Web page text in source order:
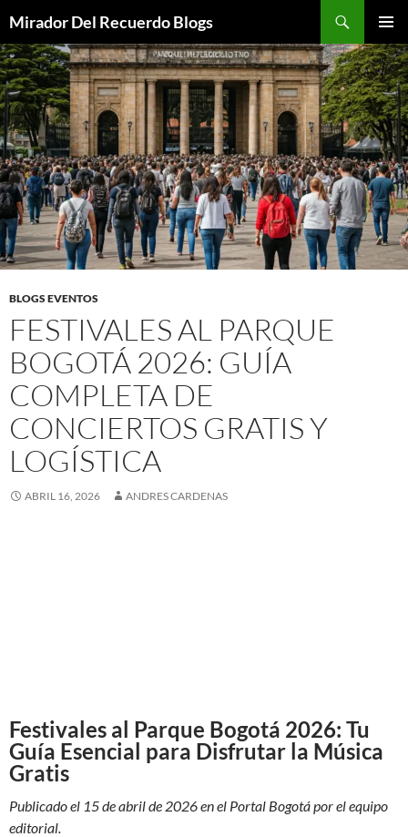
contenido
Mirador Del Recuerdo Blogs
MENÚ
BLOGS EVENTOS
FESTIVALES AL PARQUE
BOGOTÁ 2026: GUÍA
COMPLETA DE
CONCIERTOS GRATIS Y
LOGÍSTICA
ABRIL 16, 2026 ANDRES CARDENAS
Festivales al Parque Bogotá 2026: Tu
Guía Esencial para Disfrutar la Música
Gratis
Publicado el 15 de abril de 2026 en el Portal Bogotá por el equipo
editorial.